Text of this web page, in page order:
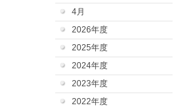
4月
2026年度
2025年度
2024年度
2023年度
2022年度